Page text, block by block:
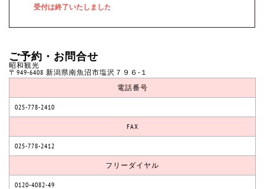
ご予約・お問合せ
昭和観光
〒949-6408 新潟県南魚沼市塩沢７９６-１
電話番号
025-778-2410
FAX
025-778-2412
フリーダイヤル
0120-4082-49